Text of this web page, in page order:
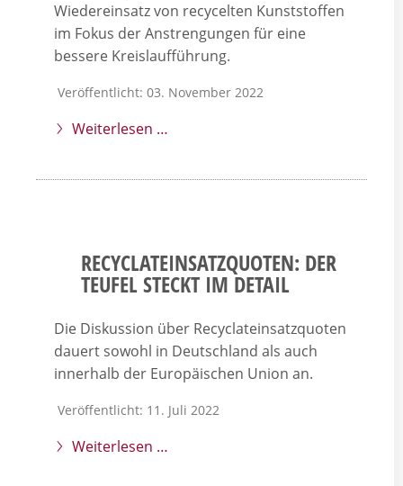
Wiedereinsatz von recycelten Kunststoffen
im Fokus der Anstrengungen für eine
bessere Kreislaufführung.
Veröffentlicht: 03. November 2022
Weiterlesen …
RECYCLATEINSATZQUOTEN: DER
TEUFEL STECKT IM DETAIL
Die Diskussion über Recyclateinsatzquoten
dauert sowohl in Deutschland als auch
innerhalb der Europäischen Union an.
Veröffentlicht: 11. Juli 2022
Weiterlesen …